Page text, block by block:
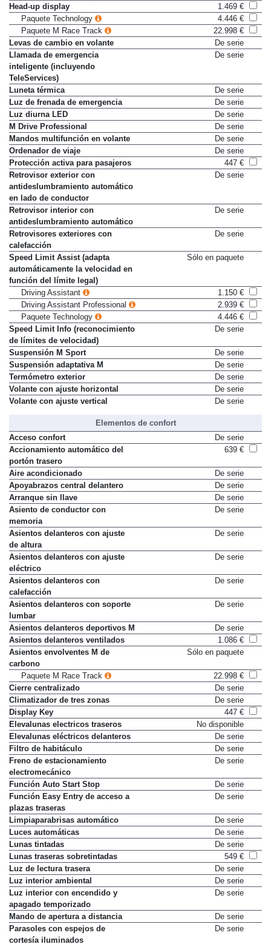
Head-up display
1.469 €
Paquete Technology
4.446 €
Paquete M Race Track
22.998 €
Levas de cambio en volante
De serie
Llamada de emergencia
inteligente (incluyendo
TeleServices)
De serie
Luneta térmica
De serie
Luz de frenada de emergencia
De serie
Luz diurna LED
De serie
M Drive Professional
De serie
Mandos multifunción en volante
De serie
Ordenador de viaje
De serie
Protección activa para pasajeros
447 €
Retrovisor exterior con
antideslumbramiento automático
en lado de conductor
De serie
Retrovisor interior con
antideslumbramiento automático
De serie
Retrovisores exteriores con
calefacción
De serie
Speed Limit Assist (adapta
automáticamente la velocidad en
función del límite legal)
Sólo en paquete
Driving Assistant
1.150 €
Driving Assistant Professional
2.939 €
Paquete Technology
4.446 €
Speed Limit Info (reconocimiento
de límites de velocidad)
De serie
Suspensión M Sport
De serie
Suspensión adaptativa M
De serie
Termómetro exterior
De serie
Volante con ajuste horizontal
De serie
Volante con ajuste vertical
De serie
Elementos de confort
Acceso confort
De serie
Accionamiento automático del
portón trasero
639 €
Aire acondicionado
De serie
Apoyabrazos central delantero
De serie
Arranque sin llave
De serie
Asiento de conductor con
memoria
De serie
Asientos delanteros con ajuste
de altura
De serie
Asientos delanteros con ajuste
eléctrico
De serie
Asientos delanteros con
calefacción
De serie
Asientos delanteros con soporte
lumbar
De serie
Asientos delanteros deportivos M
De serie
Asientos delanteros ventilados
1.086 €
Asientos envolventes M de
carbono
Sólo en paquete
Paquete M Race Track
22.998 €
Cierre centralizado
De serie
Climatizador de tres zonas
De serie
Display Key
447 €
Elevalunas electricos traseros
No disponible
Elevalunas eléctricos delanteros
De serie
Filtro de habitáculo
De serie
Freno de estacionamiento
electromecánico
De serie
Función Auto Start Stop
De serie
Función Easy Entry de acceso a
plazas traseras
De serie
Limpiaparabrisas automático
De serie
Luces automáticas
De serie
Lunas tintadas
De serie
Lunas traseras sobretintadas
549 €
Luz de lectura trasera
De serie
Luz interior ambiental
De serie
Luz interior con encendido y
apagado temporizado
De serie
Mando de apertura a distancia
De serie
Parasoles con espejos de
cortesía iluminados
De serie